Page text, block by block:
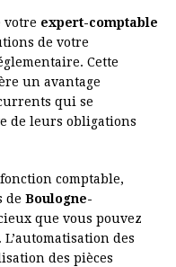
votre expert-comptable
de votre
Cette
un avantage
qui se
de leurs obligations
comptable,
de Boulogne-
que vous pouvez
des
des pièces